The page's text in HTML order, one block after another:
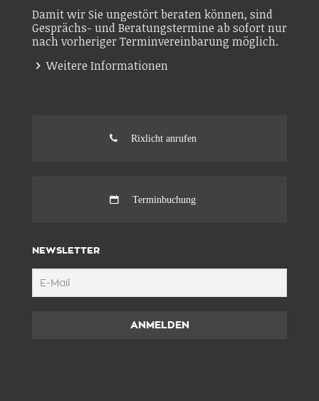
Damit wir Sie ungestört beraten können, sind
Gesprächs- und Beratungstermine ab sofort nur
nach vorheriger Terminvereinbarung möglich.
Weitere Informationen
Rixlicht anrufen
Terminbuchung
NEWSLETTER